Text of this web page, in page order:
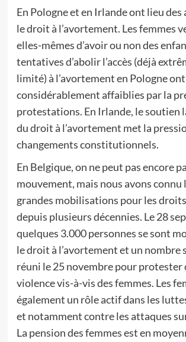
En Pologne et en Irlande ont lieu
le droit à l’avortement. Les femmes
elles-mêmes d’avoir ou non des
tentatives d’abolir l’accès (déjà
limité) à l’avortement en Pologne
considérablement affaiblies par la
protestations. En Irlande, le soutien
du droit à l’avortement met la
changements constitutionnels.
En Belgique, on ne peut pas encore
mouvement, mais nous avons connu
grandes mobilisations pour les
depuis plusieurs décennies. Le 28
quelques 3.000 personnes se sont
le droit à l’avortement et un nombre
réuni le 25 novembre pour protester
violence vis-à-vis des femmes. Les
également un rôle actif dans les
et notamment contre les attaques
La pension des femmes est en